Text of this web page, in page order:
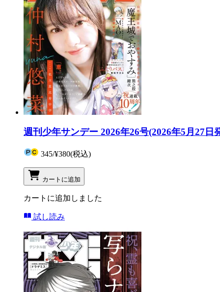
週刊少年サンデー 2026年26号(2026年5月27日
345/¥380(税込)
カートに追加
カートに追加しました
試し読み